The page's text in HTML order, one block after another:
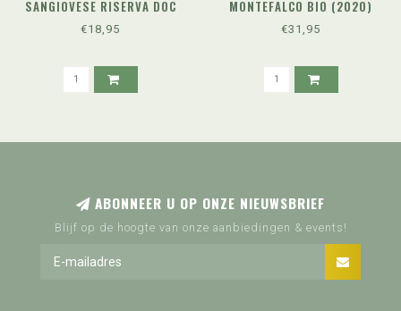
SANGIOVESE RISERVA DOC
(2021) - BIO
€18,95
MONTEFALCO BIO (2020)
€31,95
ABONNEER U OP ONZE NIEUWSBRIEF
Blijf op de hoogte van onze aanbiedingen & events!